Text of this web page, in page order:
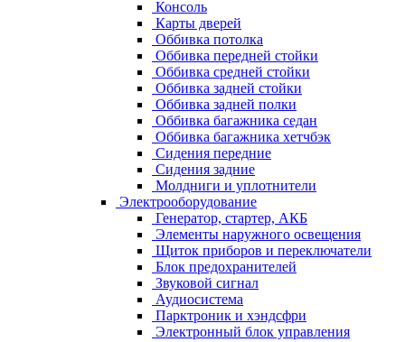
Консоль
Карты дверей
Оббивка потолка
Оббивка передней стойки
Оббивка средней стойки
Оббивка задней стойки
Оббивка задней полки
Оббивка багажника седан
Оббивка багажника хетчбэк
Сидения передние
Сидения задние
Молдниги и уплотнители
Электрооборудование
Генератор, стартер, АКБ
Элементы наружного освещения
Щиток приборов и переключатели
Блок предохранителей
Звуковой сигнал
Аудиосистема
Парктроник и хэндсфри
Электронный блок управления